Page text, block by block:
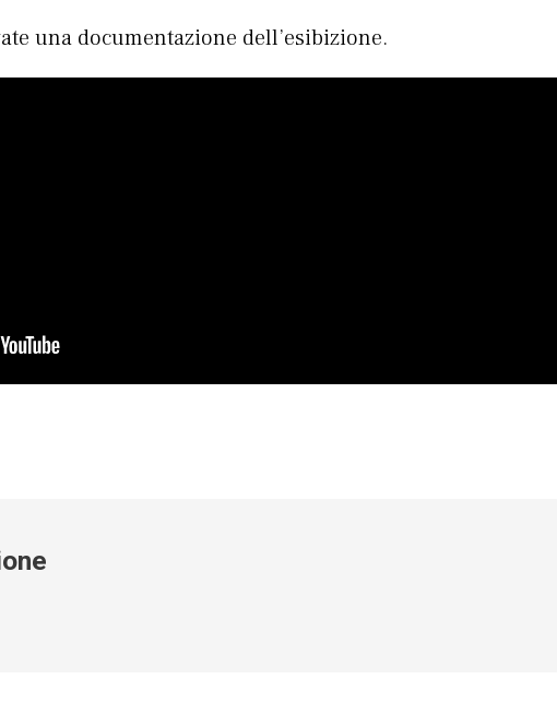
una documentazione dell’esibizione.